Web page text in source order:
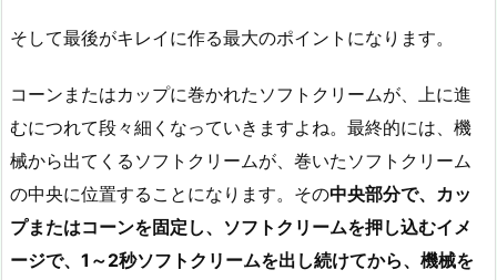
そして最後がキレイに作る最大のポイントになります。
コーンまたはカップに巻かれたソフトクリームが、上に進
むにつれて段々細くなっていきますよね。最終的には、機
械から出てくるソフトクリームが、巻いたソフトクリーム
の中央に位置することになります。その中央部分で、カッ
プまたはコーンを固定し、ソフトクリームを押し込むイメ
ージで、1～2秒ソフトクリームを出し続けてから、機械を